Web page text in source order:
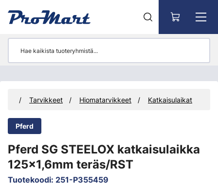
Tarvikkeet Hiomatarvikkeet Katkaisulaikat
Pferd
Pferd SG STEELOX katkaisulaikka
125x1,6mm teräs/RST
Tuotekoodi: 251-P355459